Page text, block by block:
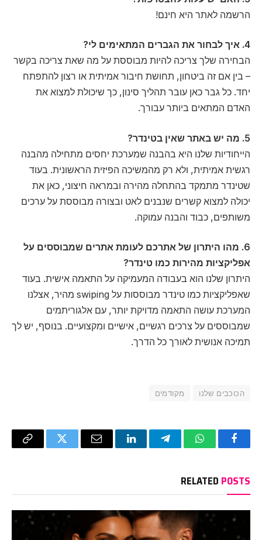
הרשמה לאתר היא חינם!
4. איך לבחור את הגברים המתאימים לי?
הבחירה שלך צריכה להיות מבוססת על מה שאת צריכה בקשר
– בין אם זה ביטחון, תחושת חיבור אמיתית או רצון להתפתח
יחד. כל גבר כאן עובר תהליך סינון, כך שיכולת למצוא את
האדם המתאים ביותר עבורך.
5. מה יש באתר שאין בטינדר?
הייחודיות שלנו היא בהבנה שמערכת יחסים מתחילה מהבנה
רגשית אמיתית, ולא רק מהמשיכה הפיזית הראשונית. בעוד
שטינדר מתמקד בהתחלה מהירה ובמראה חיצוני, כאן את
יכולה למצוא קשרים שנבנים לאט ובצורה מבוססת על ערכים
משותפים, כבוד והבנה עמוקה.
6. מהו היתרון של אתרכם לעומת אתרים שמבוססים על
אפליקציות מהירות כמו טינדר?
היתרון שלנו הוא בעבודה המעמיקה על התאמה אישית. בעוד
שאפליקציות כמו טינדר מבוססות על swiping מהיר, אצלנו
המערכת עושה התאמה מדויקת יותר, עם אלגוריתמים
שמבוססים על צרכים רגשיים, אישיים ומקצועיים. בנוסף, יש לך
תמיכה אנושית לאורך כל הדרך.
הכוכבים שלנו מקודמים
Facebook
WhatsApp
Telegram
LinkedIn
Email
Twitter
Copy
RELATED POSTS